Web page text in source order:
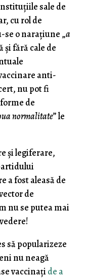
sale de
cu rol de
o naraţiune „a
şi fără cale de
anti-
nu pot fi
de
normalitate” le
şi legiferare,
a fost aleasă de
de
nu se putea mai
să popularizeze
nu neagă
vaccinaţi de a